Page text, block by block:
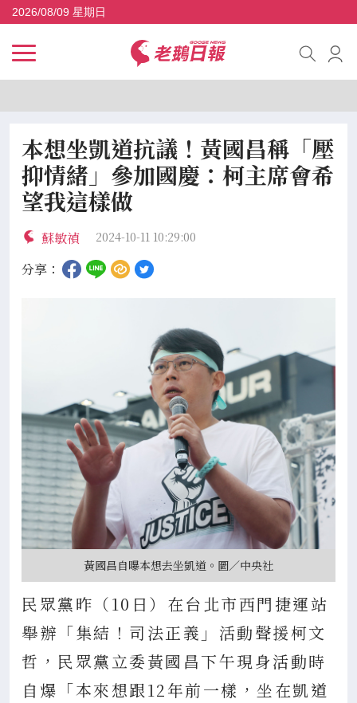
2026/08/09 星期日
本想坐凱道抗議！黃國昌稱「壓
抑情緒」參加國慶：柯主席會希
望我這樣做
蘇敏禎 2024-10-11 10:29:00
分享：
黃國昌自曝本想去坐凱道。圖／中央社
民眾黨昨（10日）在台北市西門捷運站
舉辦「集結！司法正義」活動聲援柯文
哲，民眾黨立委黃國昌下午現身活動時
自爆「本來想跟12年前一樣，坐在凱道